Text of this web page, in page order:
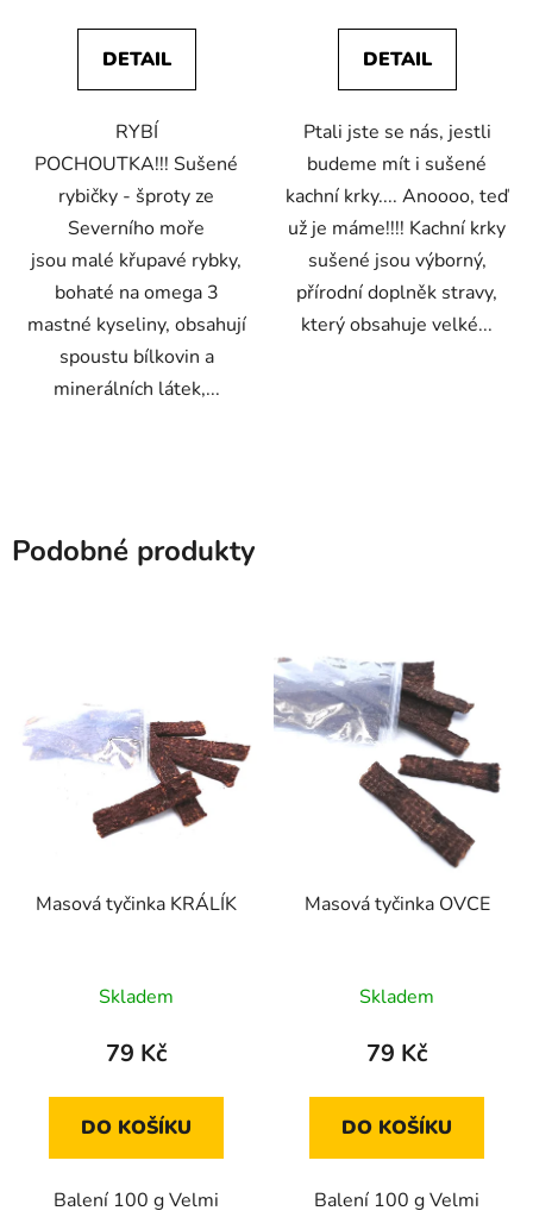
5,0
z
hvězdiček.
DETAIL
RYBÍ
POCHOUTKA!!! Sušené
rybičky - šproty ze
Severního moře
jsou malé křupavé rybky,
bohaté na omega 3
mastné kyseliny, obsahují
spoustu bílkovin a
minerálních látek,...
5,0
z
hvězdiček.
DETAIL
Ptali jste se nás, jestli
budeme mít i sušené
kachní krky.... Anoooo, teď
už je máme!!!! Kachní krky
sušené jsou výborný,
přírodní doplněk stravy,
který obsahuje velké...
Podobné produkty
Masová tyčinka KRÁLÍK
hodnocení
produktu
5,0
z
hvězdiček.
Skladem
79 Kč
DO KOŠÍKU
Balení 100 g Velmi
Masová tyčinka OVCE
hodnocení
produktu
5,0
z
hvězdiček.
Skladem
79 Kč
DO KOŠÍKU
Balení 100 g Velmi